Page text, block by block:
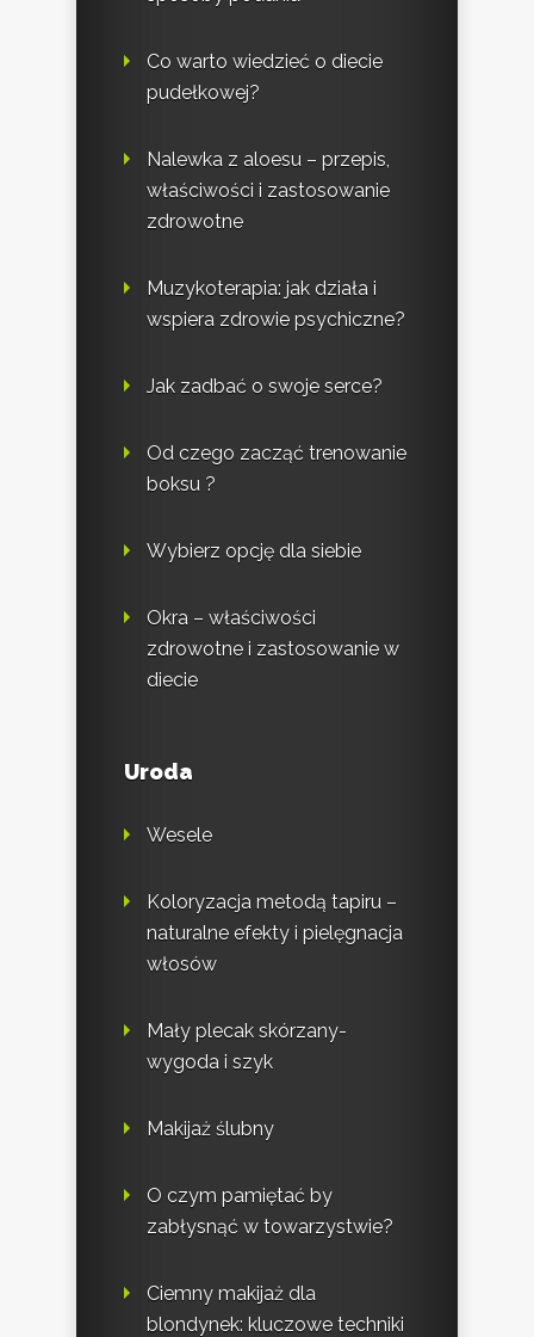
Co warto wiedzieć o diecie
pudełkowej?
Nalewka z aloesu – przepis,
właściwości i zastosowanie
zdrowotne
Muzykoterapia: jak działa i
wspiera zdrowie psychiczne?
Jak zadbać o swoje serce?
Od czego zacząć trenowanie
boksu ?
Wybierz opcję dla siebie
Okra – właściwości
zdrowotne i zastosowanie w
diecie
Uroda
Wesele
Koloryzacja metodą tapiru –
naturalne efekty i pielęgnacja
włosów
Mały plecak skórzany-
wygoda i szyk
Makijaż ślubny
O czym pamiętać by
zabłysnąć w towarzystwie?
Ciemny makijaż dla
blondynek: kluczowe techniki